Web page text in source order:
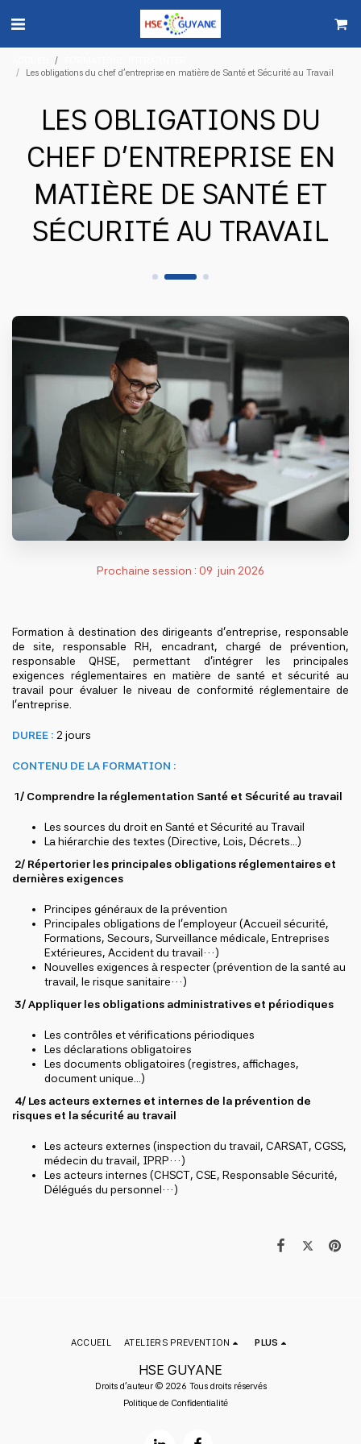
Les obligations du chef d’entreprise en matière de Santé et Sécurité au Travail
LES OBLIGATIONS DU
CHEF D’ENTREPRISE EN
MATIÈRE DE SANTÉ ET
SÉCURITÉ AU TRAVAIL
Prochaine session : 09 juin 2026
Formation à destination des dirigeants d’entreprise, responsable
de site, responsable RH, encadrant, chargé de prévention,
responsable QHSE, permettant d'intégrer les principales
exigences réglementaires en matière de santé et sécurité au
travail pour évaluer le niveau de conformité réglementaire de
l'entreprise.
DUREE : 2 jours
CONTENU DE LA FORMATION :
1/ Comprendre la réglementation Santé et Sécurité au travail
Les sources du droit en Santé et Sécurité au Travail
La hiérarchie des textes (Directive, Lois, Décrets...)
2/ Répertorier les principales obligations réglementaires et
dernières exigences
Principes généraux de la prévention
Principales obligations de l’employeur (Accueil sécurité,
Formations, Secours, Surveillance médicale, Entreprises
Extérieures, Accident du travail…)
Nouvelles exigences à respecter (prévention de la santé au
travail, le risque sanitaire…)
3/ Appliquer les obligations administratives et périodiques
Les contrôles et vérifications périodiques
Les déclarations obligatoires
Les documents obligatoires (registres, affichages,
document unique...)
4/ Les acteurs externes et internes de la prévention de
risques et la sécurité au travail
Les acteurs externes (inspection du travail, CARSAT, CGSS,
médecin du travail, IPRP…)
Les acteurs internes (CHSCT, CSE, Responsable Sécurité,
Délégués du personnel…)
HSE GUYANE
Droits d'auteur © 2026 Tous droits réservés
Politique de Confidentialité
ACCUEIL ATELIERS PREVENTION PLUS